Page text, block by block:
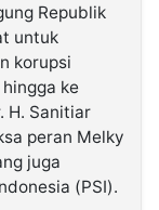
Republik
untuk
korupsi
ke
H. Sanitiar
peran Melky
juga
(PSI).